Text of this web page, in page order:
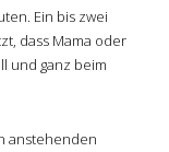
Ein bis zwei
dass Mama oder
und ganz beim
anstehenden